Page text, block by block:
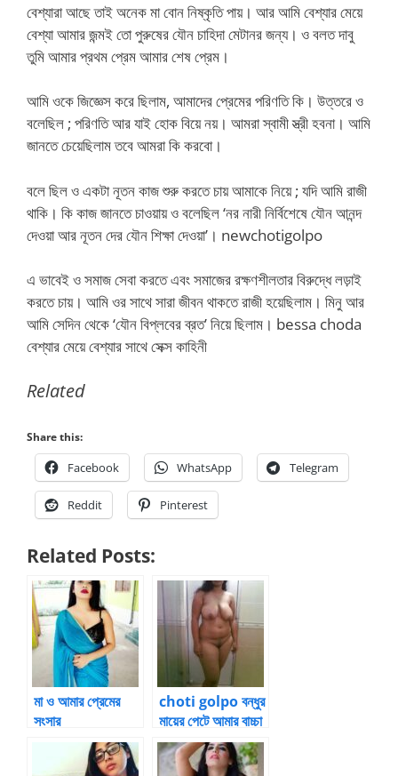
বেশ্যারা আছে তাই অনেক মা বোন নিষ্কৃতি পায়। আর আমি বেশ্যার মেয়ে
বেশ্যা আমার জন্মই তো পুরুষের যৌন চাহিদা মেটানর জন্য। ও বলত দাবু
তুমি আমার প্রথম প্রেম আমার শেষ প্রেম।
আমি ওকে জিজ্ঞেস করে ছিলাম, আমাদের প্রেমের পরিণতি কি। উত্তরে ও
বলেছিল ; পরিণতি আর যাই হোক বিয়ে নয়। আমরা স্বামী স্ত্রী হবনা। আমি
জানতে চেয়েছিলাম তবে আমরা কি করবো।
বলে ছিল ও একটা নূতন কাজ শুরু করতে চায় আমাকে নিয়ে ; যদি আমি রাজী
থাকি। কি কাজ জানতে চাওয়ায় ও বলেছিল ‘নর নারী নির্বিশেষে যৌন আনন্দ
দেওয়া আর নূতন দের যৌন শিক্ষা দেওয়া’। newchotigolpo
এ ভাবেই ও সমাজ সেবা করতে এবং সমাজের রক্ষণশীলতার বিরুদ্ধে লড়াই
করতে চায়। আমি ওর সাথে সারা জীবন থাকতে রাজী হয়েছিলাম। মিনু আর
আমি সেদিন থেকে ‘যৌন বিপ্লবের ব্রত’ নিয়ে ছিলাম। bessa choda
বেশ্যার মেয়ে বেশ্যার সাথে সেক্স কাহিনী
Related
Share this:
Facebook WhatsApp Telegram
Reddit Pinterest
Related Posts:
মা ও আমার প্রেমের
সংসার
choti golpo বন্ধুর
মায়ের পেটে আমার বাচ্চা
পার্ট – 11 by
Monen